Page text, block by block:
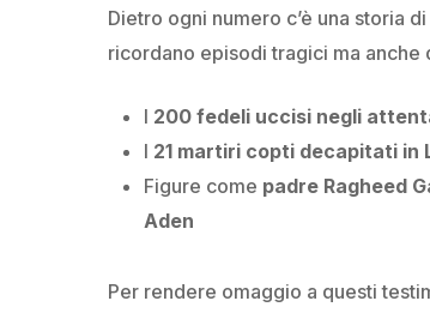
Dietro ogni numero c’è una storia
ricordano episodi tragici ma anche
I 200 fedeli uccisi negli
I 21 martiri copti decapitati in
Figure come padre Ragheed
Aden
Per rendere omaggio a questi